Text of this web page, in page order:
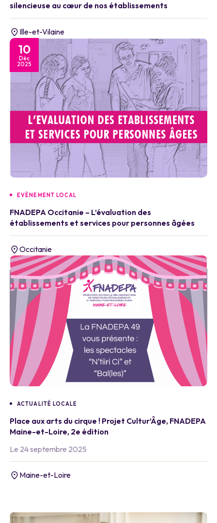
silencieuse au cœur de nos établissements
Ille-et-Vilaine
10
Déc
2025
EVÈNEMENT LOCAL
FNADEPA Occitanie – L’évaluation des
établissements et services pour personnes âgées
Occitanie
ACTUALITÉ LOCALE
Place aux arts du cirque ! Projet Cultur’Âge, FNADEPA
Maine-et-Loire, 2e édition
Le 24 septembre 2025
Maine-et-Loire